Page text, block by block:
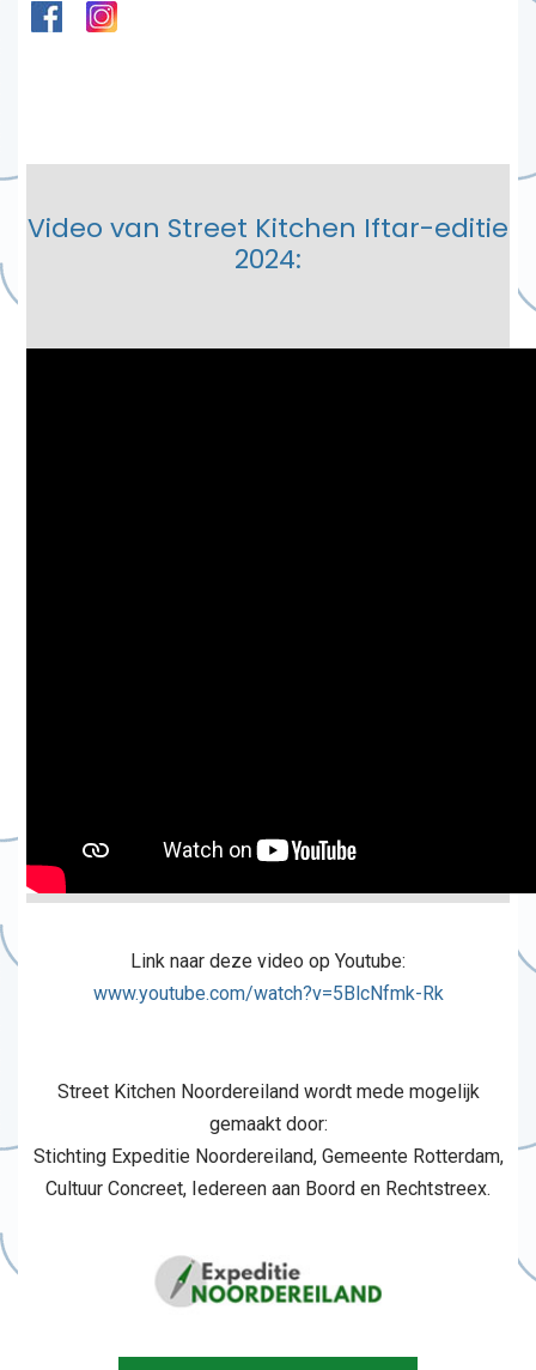
Video van Street Kitchen Iftar-editie
2024:
Link naar deze video op Youtube:
www.youtube.com/watch?v=5BlcNfmk-Rk
Street Kitchen Noordereiland wordt mede mogelijk
gemaakt door:
Stichting Expeditie Noordereiland, Gemeente Rotterdam,
Cultuur Concreet, Iedereen aan Boord en Rechtstreex.